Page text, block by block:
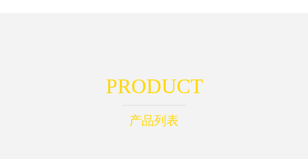
PRODUCT
产品列表